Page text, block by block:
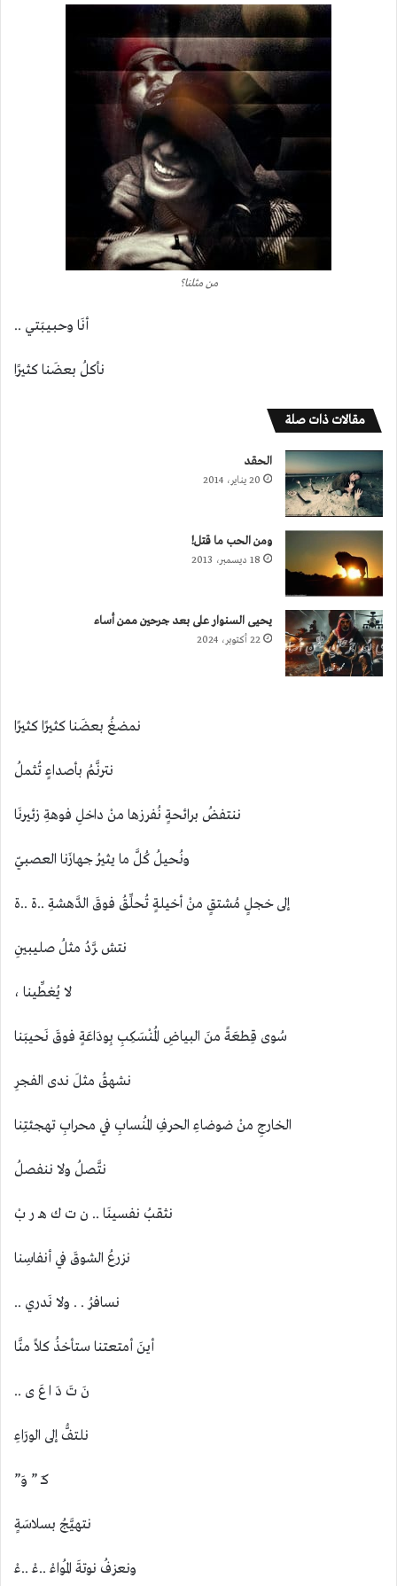
من مثلنا؟
أنَا وحبـيـبَتي ..
نأكلُ بعضَنا كثيرًا
مقالات ذات صلة
الحقد
20 يناير، 2014
ومن الحب ما قتل!
18 ديسمبر، 2013
يحيى السنوار على بعد جرحين ممن أساء
22 أكتوبر، 2024
نمضغُ بعضَنا كثيرًا كثيرًا
نترنَّمُ بأصداءٍ تُثملُ
ننتفضُ برائحةٍ نُفرزها منْ داخلِ فوهةِ زئيرنَا
ونُحيلُ كُلَّ ما يثيرُ جهازَنا العصبيّ
إلى خجلٍ مُشتقٍ منْ أخيلةٍ تُحلِّقُ فوقَ الدَّهشةِ ..ة ..ة
نتش ـرَّدُ مثلُ صليبينِ
لا يُغطِّينا ،
سُوى قِطعَةً منَ البياضِ الُمنْسَكِبِ بِودَاعَةٍ فوقَ نَحيبَنا
نشهقُ مثلَ ندى الفجرِ
الخارجِ منْ ضوضاءِ الحرفِ المُنسابِ في محرابِ تهجئتِنا
نتَّصلُ ولا ننفصلُ
نثقبُ نفسينَا .. ن ت ك هـ ر بْ
نزرعُ الشوقَ في أنفاسِنا
نسافرُ . . ولا نَدري ..
أينَ أمتعتنا ستأخذُ كلاً منَّا
نَ تَ دَ ا عَ ى ..
نلتفُّ إلى الورَاءِ
كـَ ” وَ”
نتهيَّجُ بسلاسَةٍ
ونعزفُ نوتةَ المُواءْ ..ءْ ..ءْ